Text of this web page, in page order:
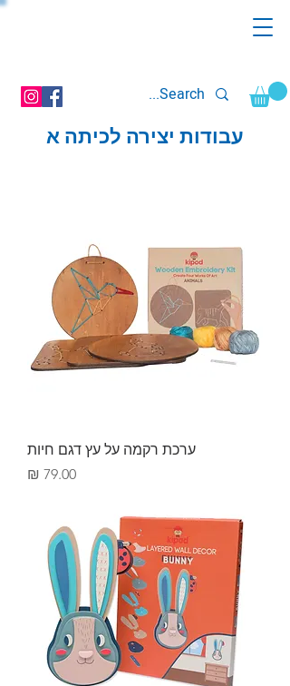
עבודות יצירה לכיתה א
ערכת רקמה על עץ דגם חיות
מחיר